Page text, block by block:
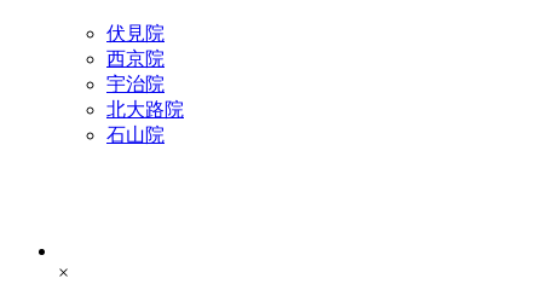
伏見院
西京院
宇治院
北大路院
石山院
×